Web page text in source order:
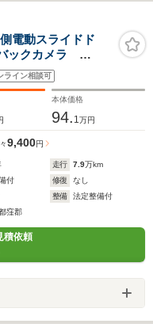
動スライドド
クカメラ
テアリングスイ
ライン相談可
本体価格
94. 1 万円
9,400円
走行 7.9万km
付 修復
なし
整備
法定整備付
窪郡
積依頼